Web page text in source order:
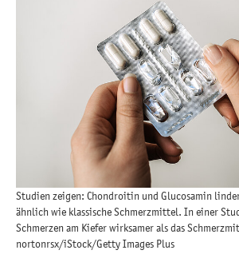
Studien zeigen: Chondroitin und Glucosamin
ähnlich wie klassische Schmerzmittel. In einer
Schmerzen am Kiefer wirksamer als das
nortonrsx/iStock/Getty Images Plus